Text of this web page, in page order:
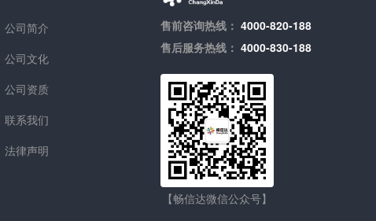
公司简介
公司文化
公司资质
联系我们
法律声明
售前咨询热线： 4000-820-188
售后服务热线： 4000-830-188
【畅信达微信公众号】